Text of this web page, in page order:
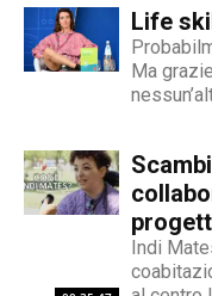
dare...
Life
Ma
Indi